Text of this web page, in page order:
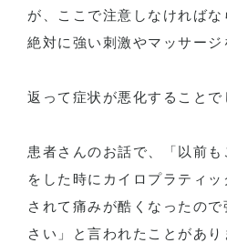
が、ここで注意しなければな
絶対に強い刺激やマッサージ
返って症状が悪化することで
患者さんのお話で、「以前も
をした時にカイロプラティ
されて痛みが酷くなったの
さい」と言われたことがあり